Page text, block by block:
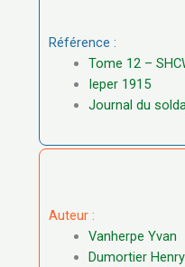
Référence :
Tome 12 –
Ieper 1915
Journal du
Auteur :
Vanherpe Yvan
Dumortier Henry